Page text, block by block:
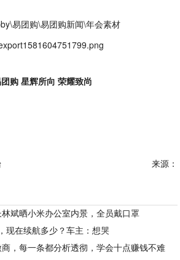
购 星辉所向 荣耀致尚
来源：
斌晒小米办公室内景，全员戴口罩
现在续航多少？车主：想哭
，每一条都分析透彻，学会十点赚钱不难